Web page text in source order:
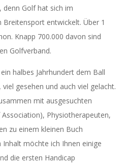
denn Golf hat sich im
Breitensport entwickelt. Über 1
Knapp 700.000 davon sind
Golfverband.
halbes Jahrhundert dem Ball
gesehen und auch viel gelacht.
mit ausgesuchten
Physiotherapeuten,
zu einem kleinen Buch
möchte ich Ihnen einige
die ersten Handicap